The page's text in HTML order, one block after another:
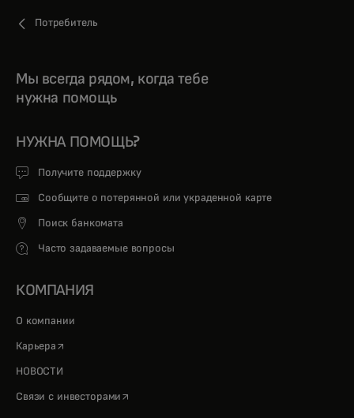
Потребитель
Мы всегда рядом, когда тебе
нужна помощь
НУЖНА ПОМОЩЬ?
Получите поддержку
Сообщите о потерянной или украденной карте
Поиск банкомата
Часто задаваемые вопросы
КОМПАНИЯ
О компании
Карьера opens in a new tab
НОВОСТИ
Связи с инвесторами opens in a new tab